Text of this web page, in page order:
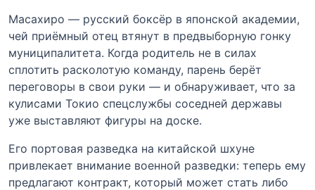
Масахиро — русский боксёр в японской академии,
чей приёмный отец втянут в предвыборную гонку
муниципалитета. Когда родитель не в силах
сплотить расколотую команду, парень берёт
переговоры в свои руки — и обнаруживает, что за
кулисами Токио спецслужбы соседней державы
уже выставляют фигуры на доске.
Его портовая разведка на китайской шхуне
привлекает внимание военной разведки: теперь ему
предлагают контракт, который может стать либо